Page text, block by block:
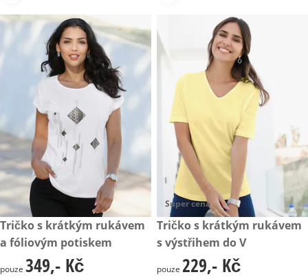
349,- Kč
Tričko s krátkým rukávem
a fóliovým potiskem
349,- Kč
pouze 349,- Kč
Super cena
229,- Kč
Tričko s krátkým rukávem
s výstřihem do V
229,- Kč
pouze 229,- Kč